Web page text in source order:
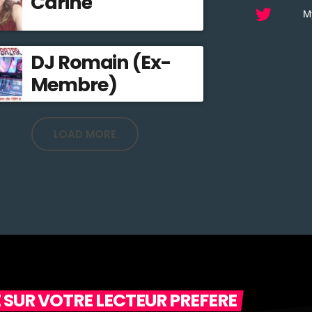
DJ Romain (Ex-
Membre)
LOAD MORE
VOTRE LECTEUR PREFERE